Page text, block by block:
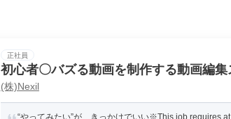
正社員
初心者〇バズる動画を制作する動画編集
(株)Nexil
“やってみたい”が、きっかけでいい※This job requires at